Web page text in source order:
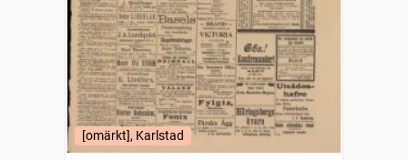
[omärkt], Karlstad